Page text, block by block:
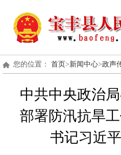
您的位置： 首页>新闻中心>政声
中共中央政治
部署防汛抗旱
书记习近